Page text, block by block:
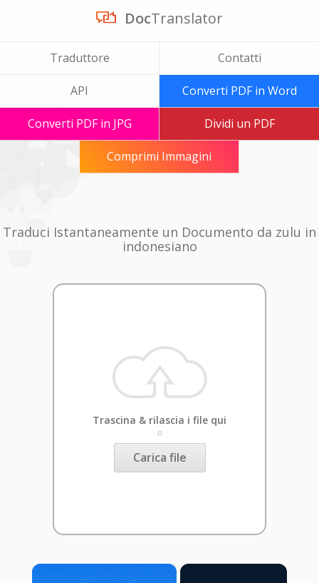
DocTranslator
Traduttore Contatti
API Converti PDF in Word
Converti PDF in JPG Dividi un PDF
Comprimi Immagini
Traduci Istantaneamente un Documento da zulu in
indonesiano
Trascina & rilascia i file qui
o
Carica file
×